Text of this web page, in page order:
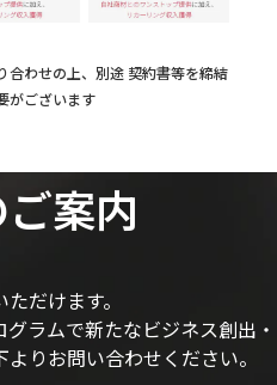
合わせの上、別途 契約書等を締結
がございます
案内
だけます。
ラムで新たなビジネス創出・
りお問い合わせください。